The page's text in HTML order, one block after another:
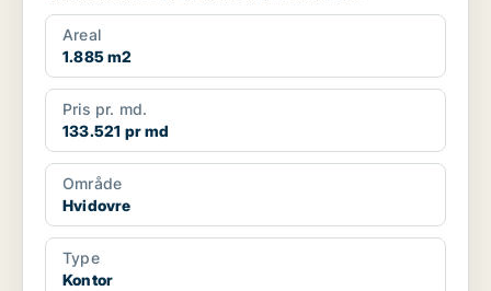
domicilejendom med ...
Areal
1.885 m2
Pris pr. md.
133.521 pr md
Område
Hvidovre
Type
Kontor